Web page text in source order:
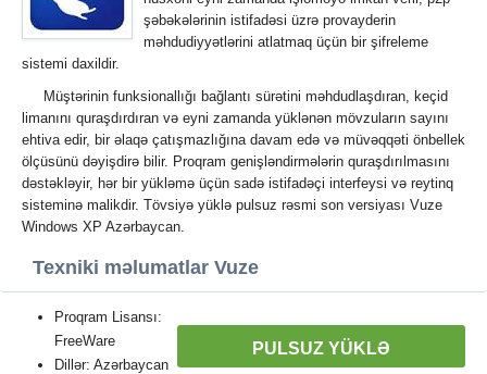
şəbəkələrinin istifadəsi üzrə provayderin
məhdudiyyətlərini atlatmaq üçün bir şifreleme
sistemi daxildir.
Müştərinin funksionallığı bağlantı sürətini məhdudlaşdıran, keçid
limanını quraşdırdıran və eyni zamanda yüklənən mövzuların sayını
ehtiva edir, bir əlaqə çatışmazlığına davam edə və müvəqqəti önbellek
ölçüsünü dəyişdirə bilir. Proqram genişləndirmələrin quraşdırılmasını
dəstəkləyir, hər bir yükləmə üçün sadə istifadəçi interfeysi və reytinq
sisteminə malikdir. Tövsiyə yüklə pulsuz rəsmi son versiyası Vuze
Windows XP Azərbaycan.
Texniki məlumatlar Vuze
PULSUZ YÜKLƏ
Proqram Lisansı:
FreeWare
Dillər: Azərbaycan